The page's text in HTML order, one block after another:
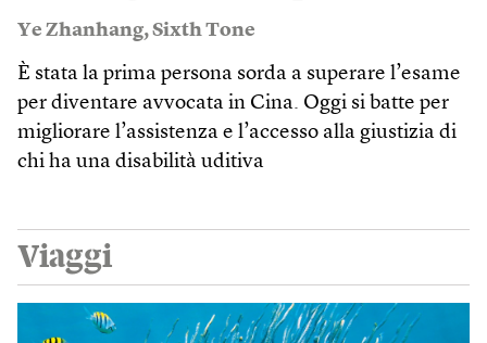
Ye Zhanhang,Sixth Tone
È stata la prima persona sorda a superare l’esame
per diventare avvocata in Cina. Oggi si batte per
migliorare l’assistenza e l’accesso alla giustizia di
chi ha una disabilità uditiva
Viaggi